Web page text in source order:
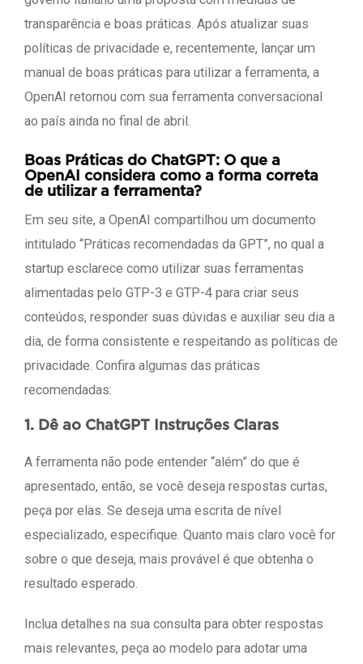
transparência e boas práticas. Após atualizar suas
políticas de privacidade e, recentemente, lançar um
manual de boas práticas para utilizar a ferramenta, a
OpenAI retornou com sua ferramenta conversacional
ao país ainda no final de abril.
Boas Práticas do ChatGPT: O que a
OpenAI considera como a forma correta
de utilizar a ferramenta?
Em seu site, a OpenAI compartilhou um documento
intitulado “Práticas recomendadas da GPT”, no qual a
startup esclarece como utilizar suas ferramentas
alimentadas pelo GTP-3 e GTP-4 para criar seus
conteúdos, responder suas dúvidas e auxiliar seu dia a
dia, de forma consistente e respeitando as políticas de
privacidade. Confira algumas das práticas
recomendadas:
1. Dê ao ChatGPT Instruções Claras
A ferramenta não pode entender “além” do que é
apresentado, então, se você deseja respostas curtas,
peça por elas. Se deseja uma escrita de nível
especializado, especifique. Quanto mais claro você for
sobre o que deseja, mais provável é que obtenha o
resultado esperado.
Inclua detalhes na sua consulta para obter respostas
mais relevantes, peça ao modelo para adotar uma